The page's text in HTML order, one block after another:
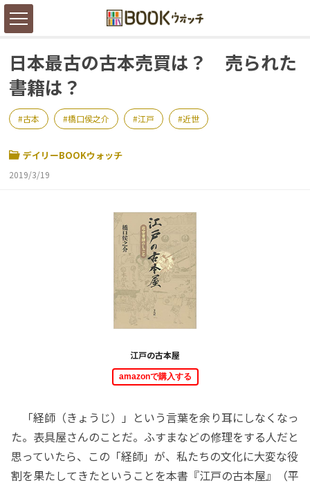
日本最古の古本売買は？ 売られた
書籍は？
古本 橋口侯之介 江戸 近世
デイリーBOOKウォッチ
2019/3/19
江戸の古本屋
amazonで購入する
「経師（きょうじ）」という言葉を余り耳にしなくなっ
た。表具屋さんのことだ。ふすまなどの修理をする人だと
思っていたら、この「経師」が、私たちの文化に大変な役
割を果たしてきたということを本書『江戸の古本屋』（平